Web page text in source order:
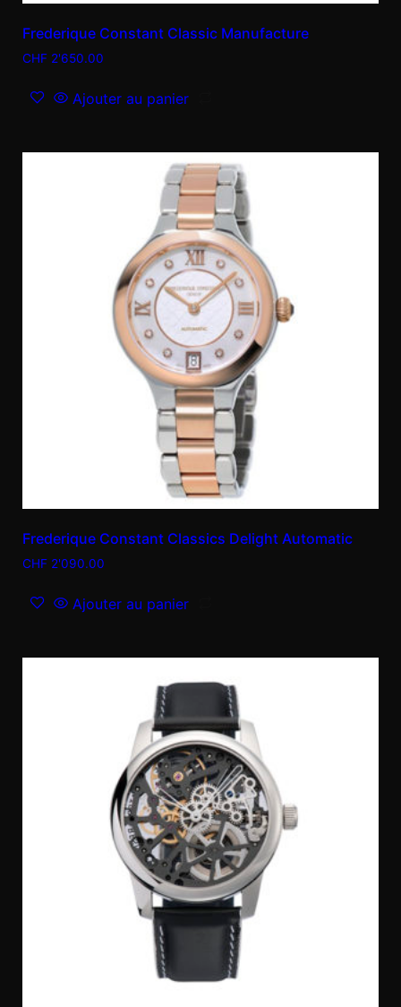
Frederique Constant Classic Manufacture
CHF 2'650.00
Ajouter au panier
Frederique Constant Classics Delight Automatic
CHF 2'090.00
Ajouter au panier